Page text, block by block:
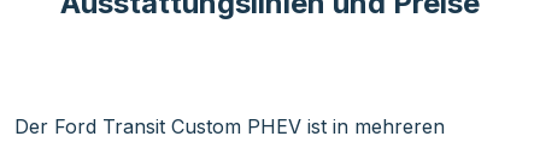
Der Ford Transit Custom PHEV ist in mehreren